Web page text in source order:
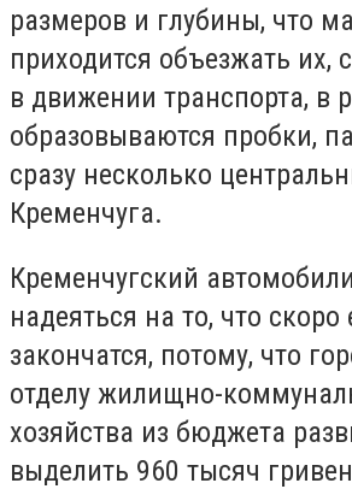
размеров и глубины, что
приходится объезжать их,
в движении транспорта, в
образовываются пробки,
сразу несколько
Кременчуга.
Кременчугский
надеяться на то, что скоро
закончатся, потому, что
отделу жилищно-
хозяйства из бюджета
выделить 960 тысяч